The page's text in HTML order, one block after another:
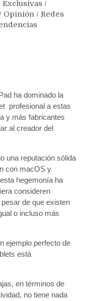
Exclusivas /
/ Opinión / Redes
ha dominado la
profesional a estas
y más fabricantes
al creador del
una reputación sólida
con macOS y
hegemonía ha
consideren
de que existen
o incluso más
ejemplo perfecto de
está
en términos de
no tiene nada